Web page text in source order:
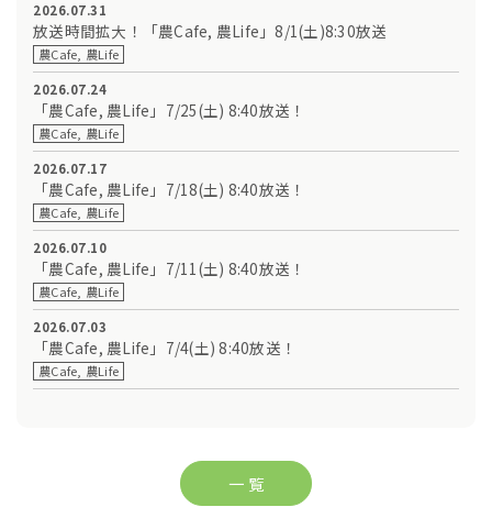
2026.07.31
放送時間拡大！「農Cafe, 農Life」8/1(土)8:30放送
農Cafe, 農Life
2026.07.24
「農Cafe, 農Life」7/25(土) 8:40放送！
農Cafe, 農Life
2026.07.17
「農Cafe, 農Life」7/18(土) 8:40放送！
農Cafe, 農Life
2026.07.10
「農Cafe, 農Life」7/11(土) 8:40放送！
農Cafe, 農Life
2026.07.03
「農Cafe, 農Life」7/4(土) 8:40放送！
農Cafe, 農Life
一 覧